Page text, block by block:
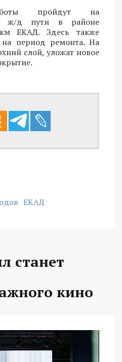
пройдут на
ж/д пути в районе
ЕКАД. Здесь также
период ремонта. На
слой, уложат новое
ЕКАД
станет
кино